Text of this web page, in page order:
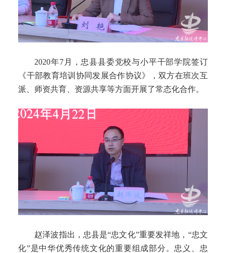
2020年7月，忠县县委党校与小平干部学院签订
《干部教育培训协同发展合作协议》，双方在班次互
派、师资共育、资源共享等方面开展了常态化合作。
赵泽波指出，忠县是“忠文化”重要发祥地，“忠文
化”是中华优秀传统文化的重要组成部分。忠义、忠